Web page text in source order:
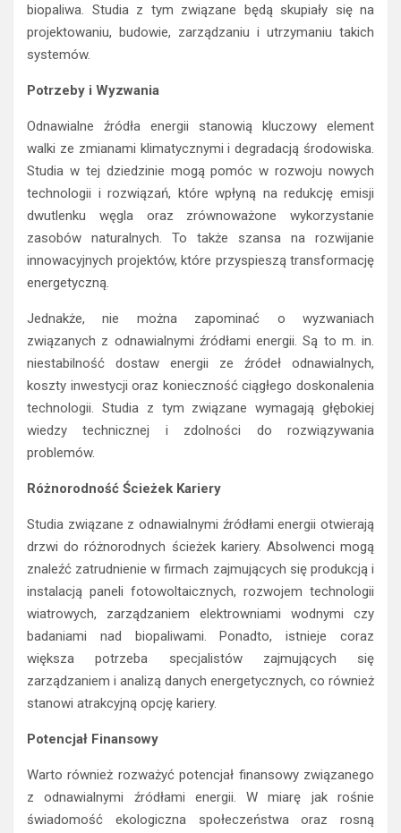
biopaliwa. Studia z tym związane będą skupiały się na
projektowaniu, budowie, zarządzaniu i utrzymaniu takich
systemów.
Potrzeby i Wyzwania
Odnawialne źródła energii stanowią kluczowy element
walki ze zmianami klimatycznymi i degradacją środowiska.
Studia w tej dziedzinie mogą pomóc w rozwoju nowych
technologii i rozwiązań, które wpłyną na redukcję emisji
dwutlenku węgla oraz zrównoważone wykorzystanie
zasobów naturalnych. To także szansa na rozwijanie
innowacyjnych projektów, które przyspieszą transformację
energetyczną.
Jednakże, nie można zapominać o wyzwaniach
związanych z odnawialnymi źródłami energii. Są to m. in.
niestabilność dostaw energii ze źródeł odnawialnych,
koszty inwestycji oraz konieczność ciągłego doskonalenia
technologii. Studia z tym związane wymagają głębokiej
wiedzy technicznej i zdolności do rozwiązywania
problemów.
Różnorodność Ścieżek Kariery
Studia związane z odnawialnymi źródłami energii otwierają
drzwi do różnorodnych ścieżek kariery. Absolwenci mogą
znaleźć zatrudnienie w firmach zajmujących się produkcją i
instalacją paneli fotowoltaicznych, rozwojem technologii
wiatrowych, zarządzaniem elektrowniami wodnymi czy
badaniami nad biopaliwami. Ponadto, istnieje coraz
większa potrzeba specjalistów zajmujących się
zarządzaniem i analizą danych energetycznych, co również
stanowi atrakcyjną opcję kariery.
Potencjał Finansowy
Warto również rozważyć potencjał finansowy związanego
z odnawialnymi źródłami energii. W miarę jak rośnie
świadomość ekologiczna społeczeństwa oraz rosną